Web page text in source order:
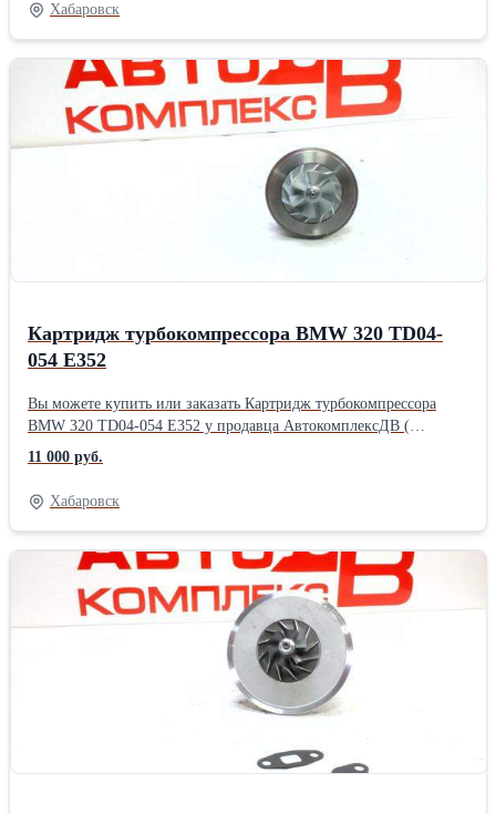
Хабаровск
Картридж турбокомпрессора BMW 320 TD04-
054 Е352
Вы можете купить или заказать Картридж турбокомпрессора
BMW 320 TD04-054 Е352 у продавца АвтокомплексДВ (
Хабаровск )Производитель: Powertec
11 000 руб.
Хабаровск